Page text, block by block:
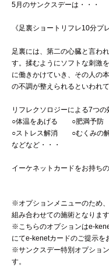
5月のサンクスデーは・・・
《足裏ショートリフレ10分プ
足裏には、第二の心臓と言わ
す。揉むようにソフトな刺激
に働きかけていき、その人の
の不調が整えられるといわれて
リフレクソロジーによる7つの
○体温をあげる ○肥満予防
○ストレス解消 ○むくみの
などなど・・・
イーケネットカードをお持ち
※オプションメニューのため
組み合わせての施術となります
※こちらのオプションはe-
にてe-kenetカードのご提示を
※サンクスデー特別オプショ
す。